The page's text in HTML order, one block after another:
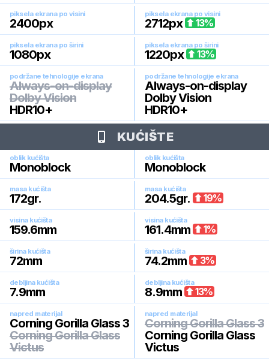
piksela ekrana po visini
2400px
piksela ekrana po visini
2712px 13%
piksela ekrana po širini
1080px
piksela ekrana po širini
1220px 13%
podržane tehnologije ekrana
Always-on-display
Dolby Vision
HDR10+
podržane tehnologije ekrana
Always-on-display
Dolby Vision
HDR10+
KUĆIŠTE
oblik kućišta
Monoblock
oblik kućišta
Monoblock
masa kućišta
172gr.
masa kućišta
204.5gr. 19%
visina kućišta
159.6mm
visina kućišta
161.4mm 1%
širina kućišta
72mm
širina kućišta
74.2mm 3%
debljina kućišta
7.9mm
debljina kućišta
8.9mm 13%
napred materijal
Corning Gorilla Glass 3
Corning Gorilla Glass
Victus
napred materijal
Corning Gorilla Glass 3
Corning Gorilla Glass
Victus